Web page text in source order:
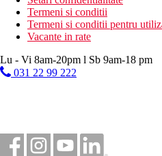
Termeni si conditii
Termeni si conditii pentru
Vacante in rate
Lu - Vi 8am-20pm l Sb 9am-18 pm
031 22 99 222